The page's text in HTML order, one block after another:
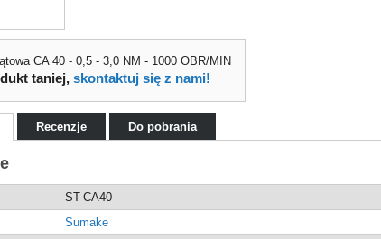
CA 40 - 0,5 - 3,0 NM - 1000 OBR/MIN
taniej,skontaktuj się z nami!
Recenzje Do pobrania
ST-CA40
Sumake